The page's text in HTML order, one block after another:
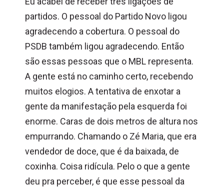
partidos. O pessoal do Partido Novo ligou
agradecendo a cobertura. O pessoal do
PSDB também ligou agradecendo. Então
são essas pessoas que o MBL representa.
A gente está no caminho certo, recebendo
muitos elogios. A tentativa de enxotar a
gente da manifestação pela esquerda foi
enorme. Caras de dois metros de altura nos
empurrando. Chamando o Zé Maria, que era
vendedor de doce, que é da baixada, de
coxinha. Coisa ridícula. Pelo o que a gente
deu pra perceber, é que esse pessoal da